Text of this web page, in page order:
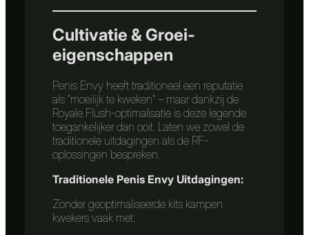
Cultivatie & Groei-
eigenschappen
Penis Envy heeft traditioneel een reputatie
als “moeilijk te kweken” – maar dankzij de
Royale Flush-optimalisatie is deze legende
toegankelijker dan ooit. Laten we zowel de
traditionele uitdagingen als de RF-
oplossingen bespreken.
Traditionele Penis Envy Uitdagingen:
Zonder geoptimaliseerde kits kampen
kwekers vaak met: